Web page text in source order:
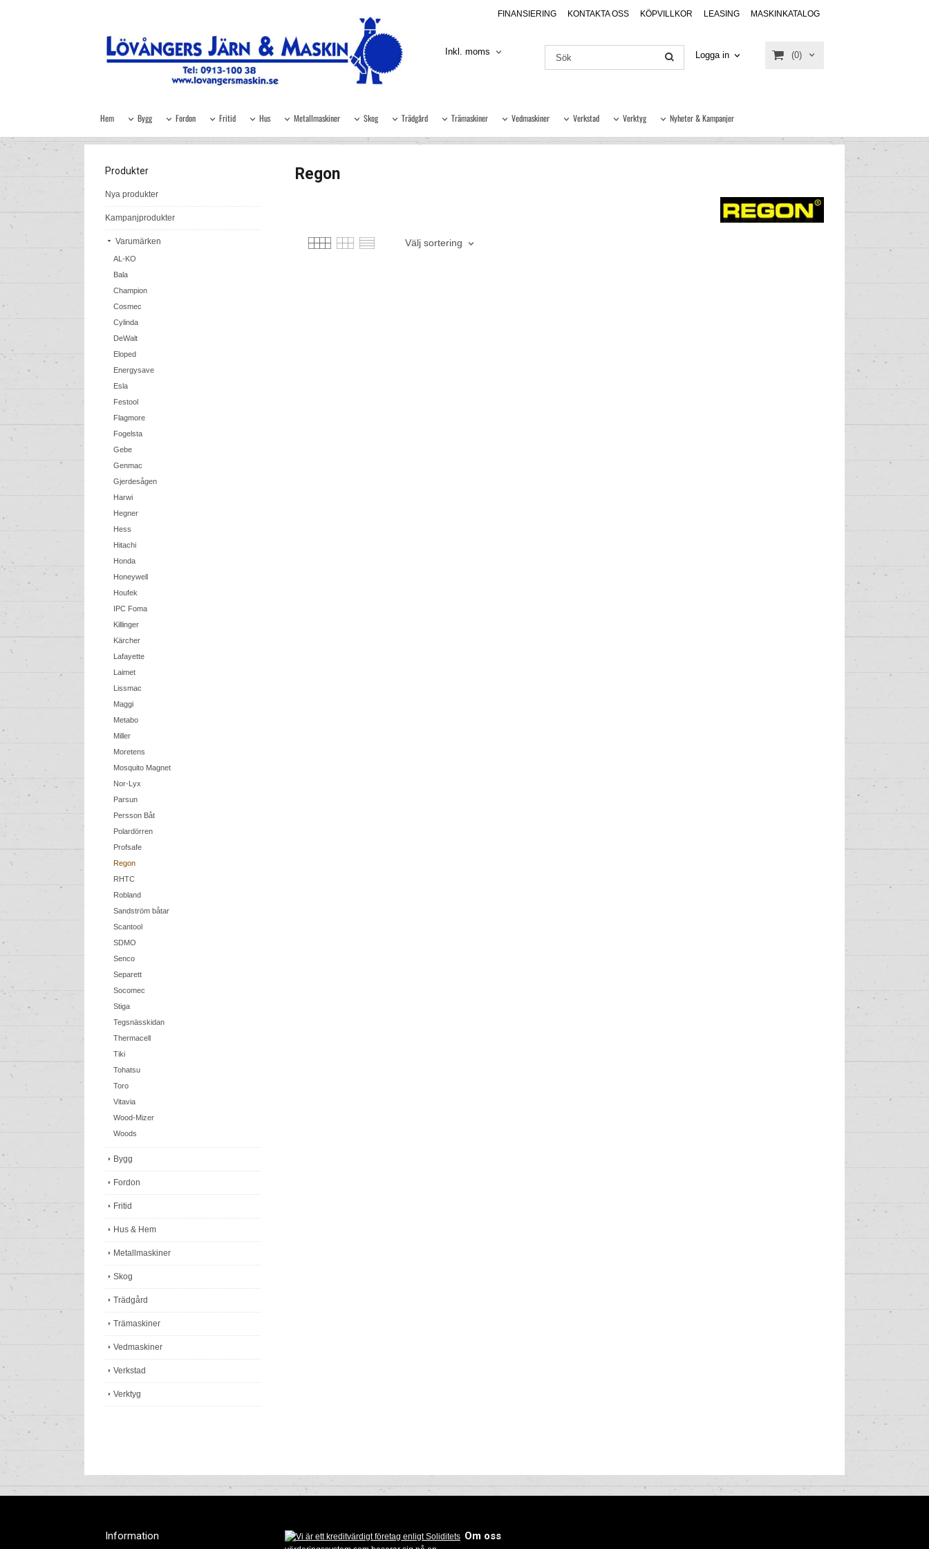
FINANSIERING KONTAKTA OSS KÖPVILLKOR LEASING MASKINKATALOG
Inkl. moms Logga in (0)
Hem Bygg Fordon Fritid Hus Metallmaskiner Skog Trädgård Trämaskiner Vedmaskiner Verkstad Verktyg Nyheter & Kampanjer
Produkter
Nya produkter
Kampanjprodukter
Varumärken
AL-KO
Bala
Champion
Cosmec
Cylinda
DeWalt
Eloped
Energysave
Esla
Festool
Flagmore
Fogelsta
Gebe
Genmac
Gjerdesågen
Harwi
Hegner
Hess
Hitachi
Honda
Honeywell
Houfek
IPC Foma
Killinger
Kärcher
Lafayette
Laimet
Lissmac
Maggi
Metabo
Miller
Moretens
Mosquito Magnet
Nor-Lyx
Parsun
Persson Båt
Polardörren
Profsafe
Regon
RHTC
Robland
Sandström båtar
Scantool
SDMO
Senco
Separett
Socomec
Stiga
Tegsnässkidan
Thermacell
Tiki
Tohatsu
Toro
Vitavia
Wood-Mizer
Woods
Bygg
Fordon
Fritid
Hus & Hem
Metallmaskiner
Skog
Trädgård
Trämaskiner
Vedmaskiner
Verkstad
Verktyg
Regon
Välj sortering
Information Om oss